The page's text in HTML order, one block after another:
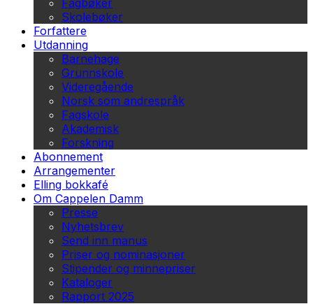
Fagbøker
Skolebøker
Forfattere
Utdanning
Barnehage
Grunnskole
Videregående
Norsk som andrespråk
Fagskole
Akademisk
Forskning
Abonnement
Arrangementer
Elling bokkafé
Om Cappelen Damm
Presse
Nyhetsbrev
Send inn manus
Priser og nominasjoner
Stipender og minnepriser
Kataloger
Rapport 2025